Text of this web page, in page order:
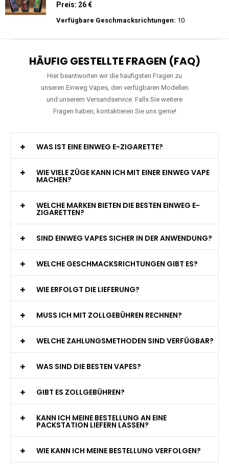
Preis: 26 €
Verfügbare Geschmacksrichtungen: 10
HÄUFIG GESTELLTE FRAGEN (FAQ)
Hier beantworten wir die häufigsten Fragen zu
unseren Einweg Vapes, den verfügbaren Modellen
und unserem Versandservice. Falls Sie weitere
Fragen haben, kontaktieren Sie uns gerne!
WAS IST EINE EINWEG E-ZIGARETTE?
WIE VIELE ZÜGE KANN ICH MIT EINER EINWEG VAPE
MACHEN?
WELCHE MARKEN BIETEN DIE BESTEN EINWEG E-
ZIGARETTEN?
SIND EINWEG VAPES SICHER IN DER ANWENDUNG?
WELCHE GESCHMACKSRICHTUNGEN GIBT ES?
WIE ERFOLGT DIE LIEFERUNG?
MUSS ICH MIT ZOLLGEBÜHREN RECHNEN?
WELCHE ZAHLUNGSMETHODEN SIND VERFÜGBAR?
WAS SIND DIE BESTEN VAPES?
GIBT ES ZOLLGEBÜHREN?
KANN ICH MEINE BESTELLUNG AN EINE
PACKSTATION LIEFERN LASSEN?
WIE KANN ICH MEINE BESTELLUNG VERFOLGEN?